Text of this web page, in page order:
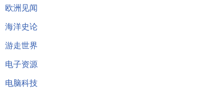
欧洲见闻
海洋史论
游走世界
电子资源
电脑科技